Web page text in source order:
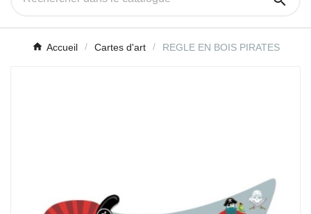
Accueil Cartes d'art REGLE EN BOIS PIRATES